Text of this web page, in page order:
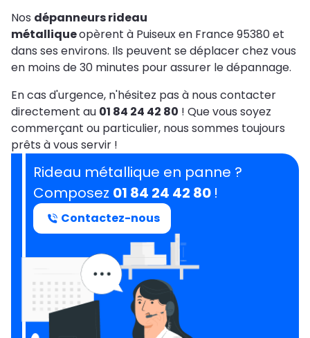
Nos dépanneurs rideau
métalliqueopèrent à Puiseux en France 95380 et
dans ses environs. Ils peuvent se déplacer chez vous
en moins de 30 minutes pour assurer le dépannage.
En cas d'urgence, n'hésitez pas à nous contacter
directement au 01 84 24 42 80 ! Que vous soyez
commerçant ou particulier, nous sommes toujours
prêts à vous servir !
Rideau métallique en panne ?
Composez 01 84 24 42 80 !
Contactez-nous